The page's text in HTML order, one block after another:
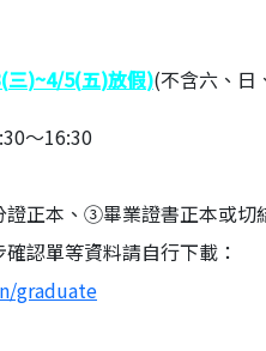
三)~4/5(五)放假)(不含六、日
～16:30
正本、③畢業證書正本或切
認單等資料請自行下載：
graduate